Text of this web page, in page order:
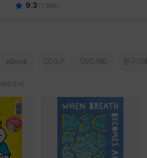
9.3 (1,396)
eBook CD/LP DVD/BD 문구/
세트도서